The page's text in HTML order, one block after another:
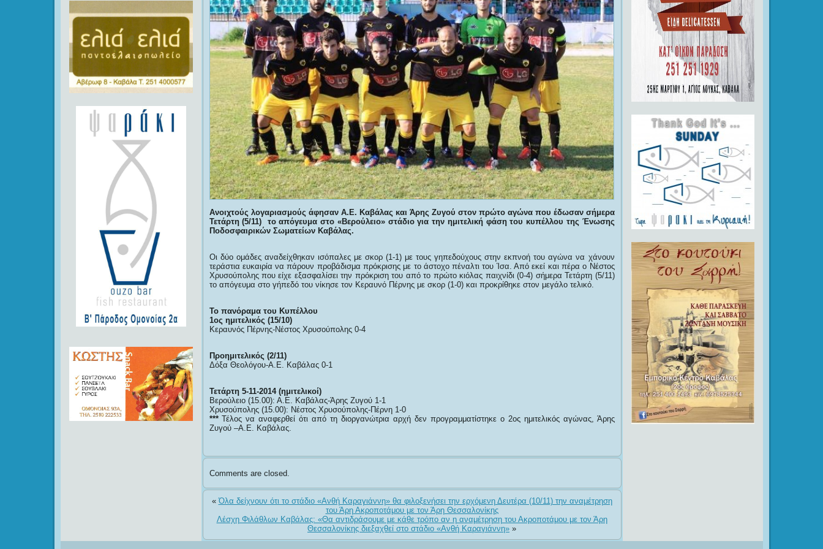
Ανοιχτούς λογαριασμούς άφησαν Α.Ε. Καβάλας και Άρης Ζυγού στον πρώτο αγώνα που έδωσαν σήμερα
Τετάρτη (5/11) το απόγευμα στο «Βερούλειο» στάδιο για την ημιτελική φάση του κυπέλλου της Ένωσης
Ποδοσφαιρικών Σωματείων Καβάλας.
Οι δύο ομάδες αναδείχθηκαν ισόπαλες με σκορ (1-1) με τους γηπεδούχους στην εκπνοή του αγώνα να χάνουν
τεράστια ευκαιρία να πάρουν προβάδισμα πρόκρισης με το άστοχο πέναλτι του Ίσα. Από εκεί και πέρα ο Νέστος
Χρυσούπολης που είχε εξασφαλίσει την πρόκριση του από το πρώτο κιόλας παιχνίδι (0-4) σήμερα Τετάρτη (5/11)
το απόγευμα στο γήπεδό του νίκησε τον Κεραυνό Πέρνης με σκορ (1-0) και προκρίθηκε στον μεγάλο τελικό.
Το πανόραμα του Κυπέλλου
1ος ημιτελικός (15/10)
Κεραυνός Πέρνης-Νέστος Χρυσούπολης 0-4
Προημιτελικός (2/11)
Δόξα Θεολόγου-Α.Ε. Καβάλας 0-1
Τετάρτη 5-11-2014 (ημιτελικοί)
Βερούλειο (15.00): Α.Ε. Καβάλας-Άρης Ζυγού 1-1
Χρυσούπολης (15.00): Νέστος Χρυσούπολης-Πέρνη 1-0
***Τέλος να αναφερθεί ότι από τη διοργανώτρια αρχή δεν προγραμματίστηκε ο 2ος ημιτελικός αγώνας, Άρης
Ζυγού –Α.Ε. Καβάλας.
Comments are closed.
«Όλα δείχνουν ότι το στάδιο «Ανθή Καραγιάννη» θα φιλοξενήσει την ερχόμενη Δευτέρα (10/11) την αναμέτρηση
του Άρη Ακροποτάμου με τον Άρη Θεσσαλονίκης
Λέσχη Φιλάθλων Καβάλας: «Θα αντιδράσουμε με κάθε τρόπο αν η αναμέτρηση του Ακροποτάμου με τον Άρη
Θεσσαλονίκης διεξαχθεί στο στάδιο «Ανθή Καραγιάννη» »